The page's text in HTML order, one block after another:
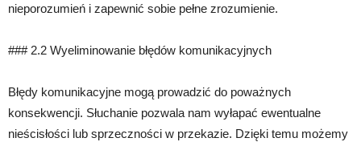
nieporozumień i zapewnić sobie pełne zrozumienie.
### 2.2 Wyeliminowanie błędów komunikacyjnych
Błędy komunikacyjne mogą prowadzić do poważnych
konsekwencji. Słuchanie pozwala nam wyłapać ewentualne
nieścisłości lub sprzeczności w przekazie. Dzięki temu możemy